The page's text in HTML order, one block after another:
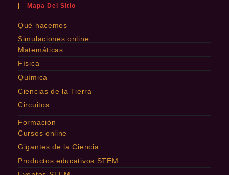
Mapa Del Sitio
Qué hacemos
Simulaciones online
Matemáticas
Física
Química
Ciencias de la Tierra
Circuitos
Formación
Cursos online
Gigantes de la Ciencia
Productos educativos STEM